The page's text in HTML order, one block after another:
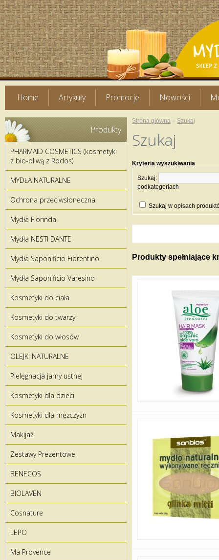
Home Artykuły Promocje Nowości
Produkty
PHARMAID COSMETICS (kosmetyki
z bio-oliwą z Rodos)
MYDŁA NATURALNE
Ochrona przeciwsłoneczna
Mydła Florinda
Mydła NESTI DANTE
Mydła Saponificio Fiorentino
Mydła Saponificio Varesino
Kosmetyki do ciała
Kosmetyki do twarzy
Kosmetyki do włosów
OLEJKI NATURALNE
Pielęgnacja jamy ustnej
Kosmetyki dla dzieci
Kosmetyki dla mężczyzn
Makijaż
Zestawy Prezentowe
BENECOS
BIOLAVEN
Cosnature
LEPO
Ma Provence
Strona główna » Szukaj
Szukaj
Kryteria wyszukiwania
Szukaj:
podkategoriach
Szukaj w opisach
Produkty spełniające